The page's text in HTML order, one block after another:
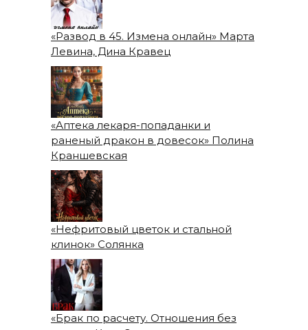
«Развод в 45. Измена онлайн» Марта
Левина, Дина Кравец
«Аптека лекаря-попаданки и
раненый дракон в довесок» Полина
Краншевская
«Нефритовый цветок и стальной
клинок» Солянка
«Брак по расчету. Отношения без